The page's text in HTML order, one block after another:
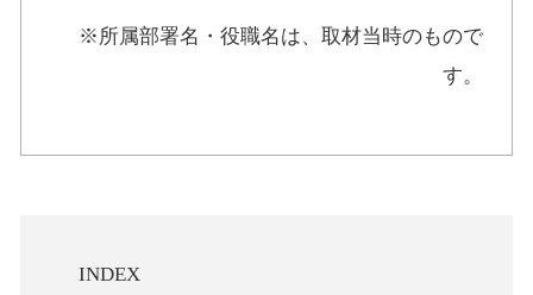
※所属部署名・役職名は、取材当時のもので
す。
INDEX